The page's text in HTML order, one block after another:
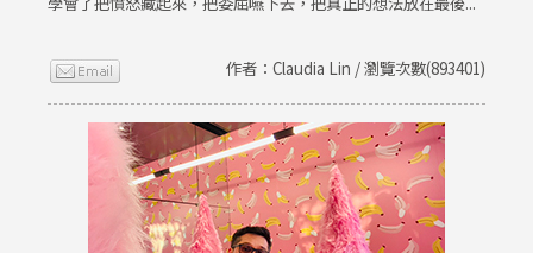
作者：Claudia Lin / 瀏覽次數(893401)